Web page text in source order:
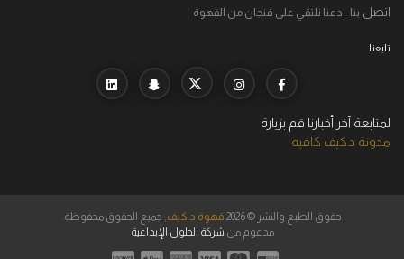
اتصل بنا - دعنا نلتقي على فنجان من القهوة
تابعنا
لمتابعة آخر أخبارنا قم بزيارة
مدونة د.كيف كافيه
حقوق الطبع والنشر © 2026 قهوة د.كيف, جميع الحقوق محفوظة.
مدعوم من شركة الحلول الإبداعية